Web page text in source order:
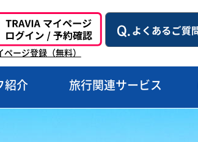
ページ登録（無料）
紹介 旅行関連サービス